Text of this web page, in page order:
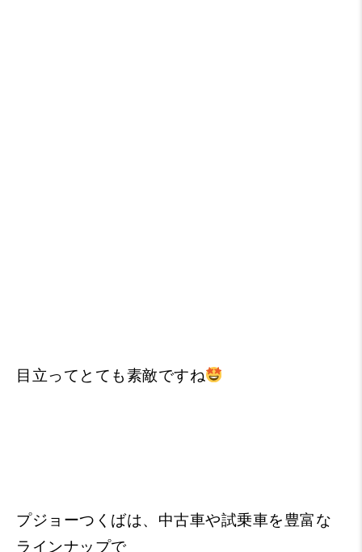
目立ってとても素敵ですね
プジョーつくばは、中古車や試乗車を豊富な
ラインナップで